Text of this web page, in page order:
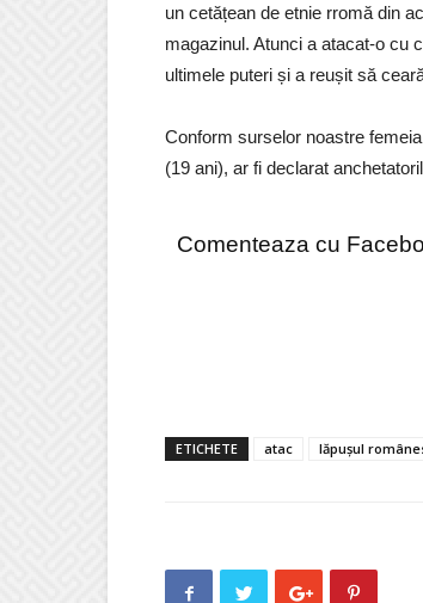
un cetățean de etnie rromă din
magazinul. Atunci a atacat-o cu
ultimele puteri și a reușit să
Conform surselor noastre
(19 ani), ar fi declarat
Comenteaza cu
ETICHETE atac lăpușul